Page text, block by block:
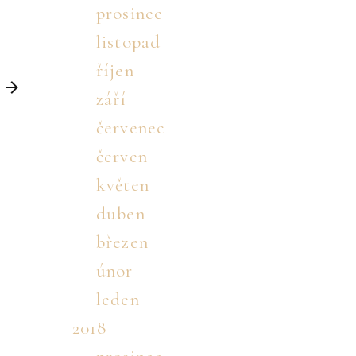
prosinec
listopad
říjen
září
červenec
červen
květen
duben
březen
únor
leden
2018